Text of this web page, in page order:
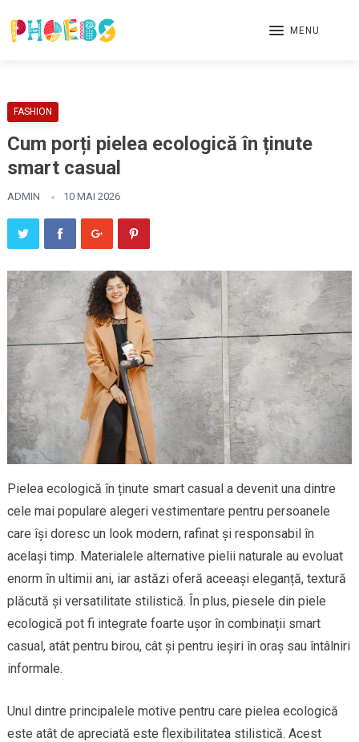
MENU
FASHION
Cum porți pielea ecologică în ținute
smart casual
ADMIN 10 MAI 2026
Pielea ecologică în ținute smart casual a devenit una dintre
cele mai populare alegeri vestimentare pentru persoanele
care își doresc un look modern, rafinat și responsabil în
același timp. Materialele alternative pielii naturale au evoluat
enorm în ultimii ani, iar astăzi oferă aceeași eleganță, textură
plăcută și versatilitate stilistică. În plus, piesele din piele
ecologică pot fi integrate foarte ușor în combinații smart
casual, atât pentru birou, cât și pentru ieșiri în oraș sau întâlniri
informale.
Unul dintre principalele motive pentru care pielea ecologică
este atât de apreciată este flexibilitatea stilistică. Acest